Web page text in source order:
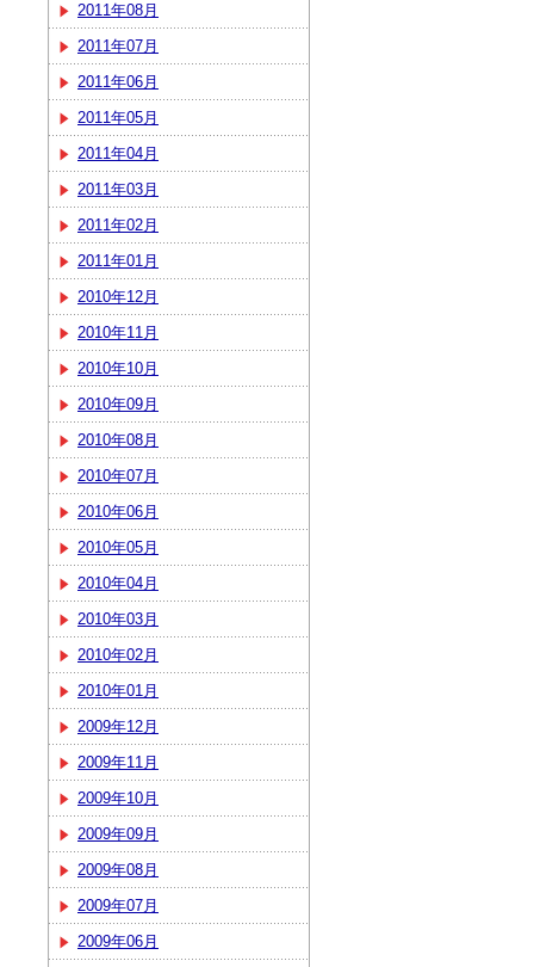
2011年08月
2011年07月
2011年06月
2011年05月
2011年04月
2011年03月
2011年02月
2011年01月
2010年12月
2010年11月
2010年10月
2010年09月
2010年08月
2010年07月
2010年06月
2010年05月
2010年04月
2010年03月
2010年02月
2010年01月
2009年12月
2009年11月
2009年10月
2009年09月
2009年08月
2009年07月
2009年06月